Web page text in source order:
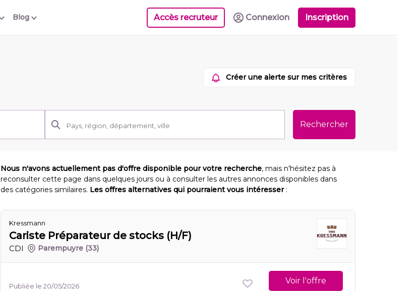
Blog Accès recruteur Connexion Inscription
Créer une alerte sur mes critères
Rechercher
Nous n'avons actuellement pas d'offre disponible pour votre recherche, mais n'hésitez pas à
reconsulter cette page dans quelques jours ou à consulter les autres annonces disponibles dans
des catégories similaires. Les offres alternatives qui pourraient vous intéresser:
Kressmann
Cariste Préparateur de stocks (H/F)
CDI Parempuyre (33)
Publiée le 20/05/2026
Voir l'offre